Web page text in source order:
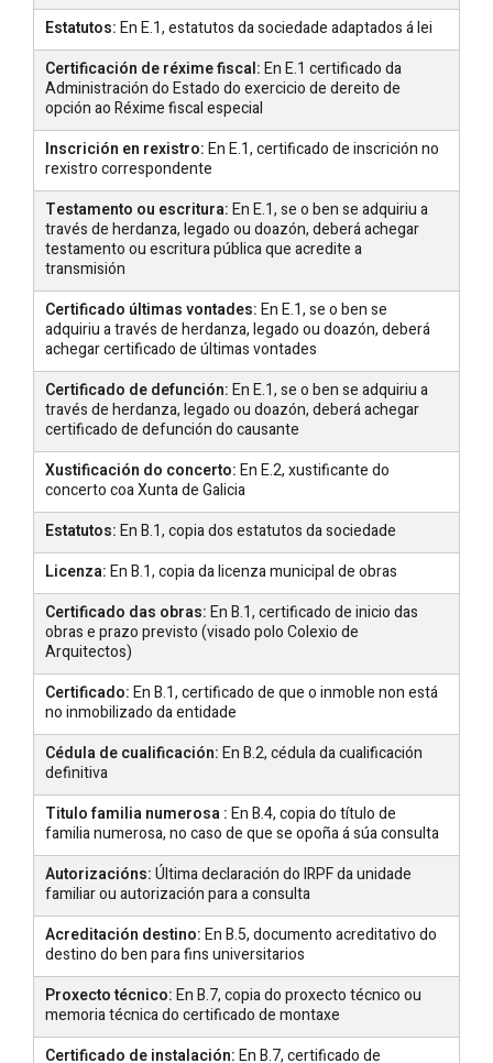
Estatutos:En E.1, estatutos da sociedade adaptados á lei
Certificación de réxime fiscal:En E.1 certificado da
Administración do Estado do exercicio de dereito de
opción ao Réxime fiscal especial
Inscrición en rexistro:En E.1, certificado de inscrición no
rexistro correspondente
Testamento ou escritura:En E.1, se o ben se adquiriu a
través de herdanza, legado ou doazón, deberá achegar
testamento ou escritura pública que acredite a
transmisión
Certificado últimas vontades:En E.1, se o ben se
adquiriu a través de herdanza, legado ou doazón, deberá
achegar certificado de últimas vontades
Certificado de defunción:En E.1, se o ben se adquiriu a
través de herdanza, legado ou doazón, deberá achegar
certificado de defunción do causante
Xustificación do concerto:En E.2, xustificante do
concerto coa Xunta de Galicia
Estatutos:En B.1, copia dos estatutos da sociedade
Licenza:En B.1, copia da licenza municipal de obras
Certificado das obras:En B.1, certificado de inicio das
obras e prazo previsto (visado polo Colexio de
Arquitectos)
Certificado:En B.1, certificado de que o inmoble non está
no inmobilizado da entidade
Cédula de cualificación:En B.2, cédula da cualificación
definitiva
Titulo familia numerosa :En B.4, copia do título de
familia numerosa, no caso de que se opoña á súa consulta
Autorizacións:Última declaración do IRPF da unidade
familiar ou autorización para a consulta
Acreditación destino:En B.5, documento acreditativo do
destino do ben para fins universitarios
Proxecto técnico:En B.7, copia do proxecto técnico ou
memoria técnica do certificado de montaxe
Certificado de instalación:En B.7, certificado de